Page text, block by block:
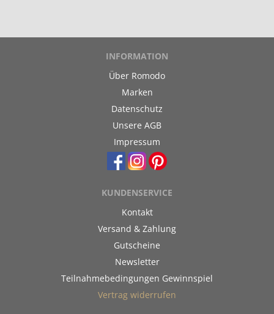
INFORMATION
Über Romodo
Marken
Datenschutz
Unsere AGB
Impressum
KUNDENSERVICE
Kontakt
Versand & Zahlung
Gutscheine
Newsletter
Teilnahmebedingungen Gewinnspiel
Vertrag widerrufen